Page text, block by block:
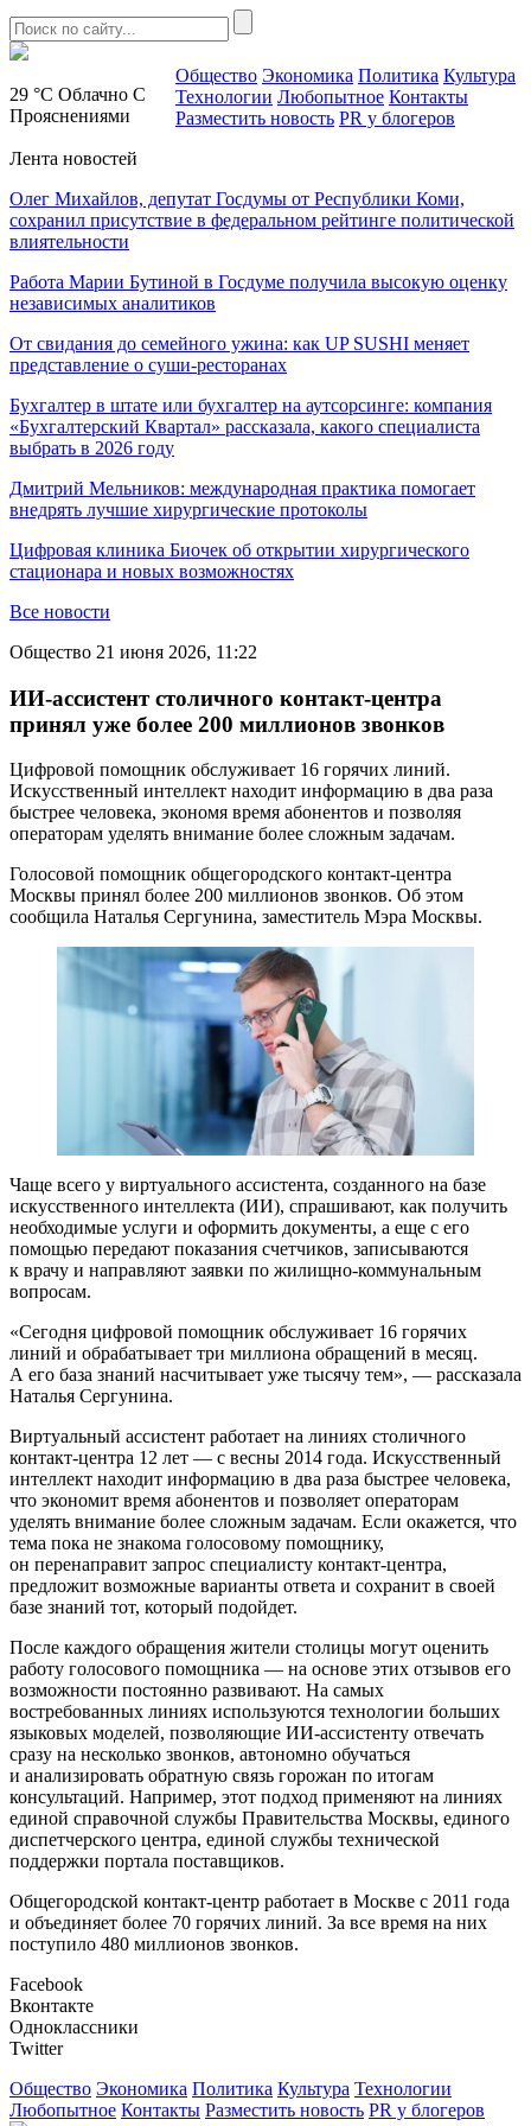
29 °C Облачно С
Прояснениями
Общество Экономика Политика Культура
Технологии Любопытное Контакты
Разместить новость PR у блогеров
Лента новостей
Олег Михайлов, депутат Госдумы от Республики Коми,
сохранил присутствие в федеральном рейтинге политической
влиятельности
Работа Марии Бутиной в Госдуме получила высокую оценку
независимых аналитиков
От свидания до семейного ужина: как UP SUSHI меняет
представление о суши-ресторанах
Бухгалтер в штате или бухгалтер на аутсорсинге: компания
«Бухгалтерский Квартал» рассказала, какого специалиста
выбрать в 2026 году
Дмитрий Мельников: международная практика помогает
внедрять лучшие хирургические протоколы
Цифровая клиника Биочек об открытии хирургического
стационара и новых возможностях
Все новости
Общество 21 июня 2026, 11:22
ИИ-ассистент столичного контакт-центра
принял уже более 200 миллионов звонков
Цифровой помощник обслуживает 16 горячих линий.
Искусственный интеллект находит информацию в два раза
быстрее человека, экономя время абонентов и позволяя
операторам уделять внимание более сложным задачам.
Голосовой помощник общегородского контакт-центра
Москвы принял более 200 миллионов звонков. Об этом
сообщила Наталья Сергунина, заместитель Мэра Москвы.
Чаще всего у виртуального ассистента, созданного на базе
искусственного интеллекта (ИИ), спрашивают, как получить
необходимые услуги и оформить документы, а еще с его
помощью передают показания счетчиков, записываются
к врачу и направляют заявки по жилищно-коммунальным
вопросам.
«Сегодня цифровой помощник обслуживает 16 горячих
линий и обрабатывает три миллиона обращений в месяц.
А его база знаний насчитывает уже тысячу тем», — рассказала
Наталья Сергунина.
Виртуальный ассистент работает на линиях столичного
контакт-центра 12 лет — с весны 2014 года. Искусственный
интеллект находит информацию в два раза быстрее человека,
что экономит время абонентов и позволяет операторам
уделять внимание более сложным задачам. Если окажется, что
тема пока не знакома голосовому помощнику,
он перенаправит запрос специалисту контакт-центра,
предложит возможные варианты ответа и сохранит в своей
базе знаний тот, который подойдет.
После каждого обращения жители столицы могут оценить
работу голосового помощника — на основе этих отзывов его
возможности постоянно развивают. На самых
востребованных линиях используются технологии больших
языковых моделей, позволяющие ИИ-ассистенту отвечать
сразу на несколько звонков, автономно обучаться
и анализировать обратную связь горожан по итогам
консультаций. Например, этот подход применяют на линиях
единой справочной службы Правительства Москвы, единого
диспетчерского центра, единой службы технической
поддержки портала поставщиков.
Общегородской контакт-центр работает в Москве с 2011 года
и объединяет более 70 горячих линий. За все время на них
поступило 480 миллионов звонков.
Facebook
Вконтакте
Одноклассники
Twitter
Общество Экономика Политика Культура Технологии
Любопытное Контакты Разместить новость PR у блогеров